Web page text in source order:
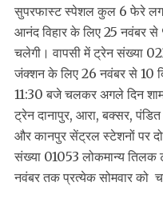
सुपरफास्ट स्पेशल कुल 6 फेरे
आनंद विहार के लिए 25 नवंबर से
चलेगी। वापसी में ट्रेन संख्या
जंक्शन के लिए 26 नवंबर से 10
11:30 बजे चलकर अगले दिन
ट्रेन दानापुर, आरा, बक्सर,
और कानपुर सेंट्रल स्टेशनों पर
संख्या 01053 लोकमान्य तिलक
नवंबर तक प्रत्येक सोमवार को